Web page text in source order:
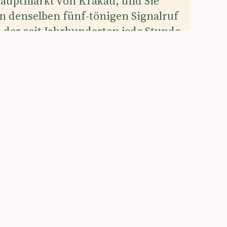
denselben fünf-tönigen Signalruf
seit Jahrhunderten jede Stunde